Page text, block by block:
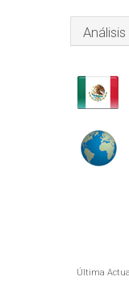
Análisis
Última